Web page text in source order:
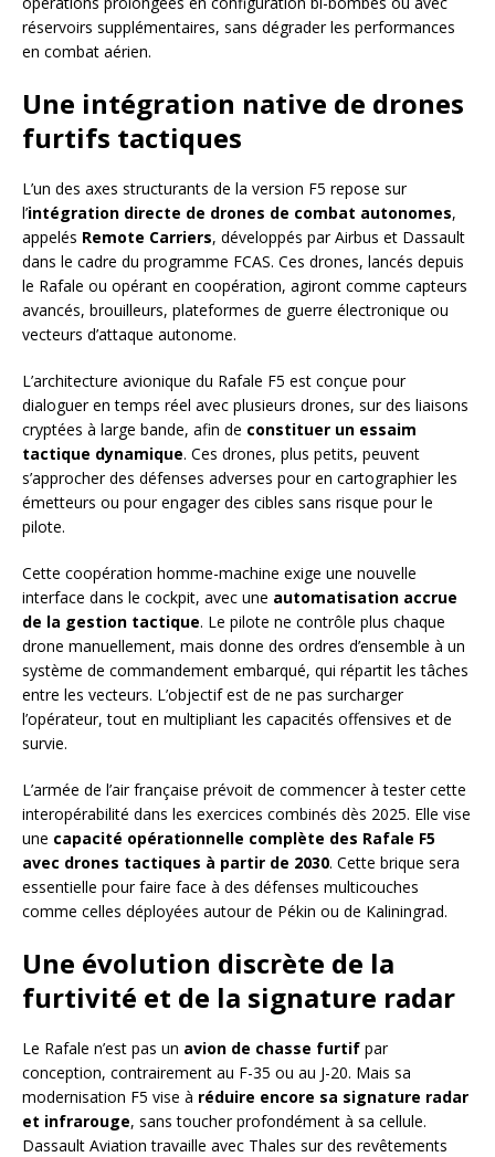
réservoirs supplémentaires, sans dégrader les performances
en combat aérien.
Une intégration native de drones
furtifs tactiques
L’un des axes structurants de la version F5 repose sur
l’intégration directe de drones de combat autonomes,
appelés Remote Carriers, développés par Airbus et Dassault
dans le cadre du programme FCAS. Ces drones, lancés depuis
le Rafale ou opérant en coopération, agiront comme capteurs
avancés, brouilleurs, plateformes de guerre électronique ou
vecteurs d’attaque autonome.
L’architecture avionique du Rafale F5 est conçue pour
dialoguer en temps réel avec plusieurs drones, sur des liaisons
cryptées à large bande, afin de constituer un essaim
tactique dynamique. Ces drones, plus petits, peuvent
s’approcher des défenses adverses pour en cartographier les
émetteurs ou pour engager des cibles sans risque pour le
pilote.
Cette coopération homme-machine exige une nouvelle
interface dans le cockpit, avec une automatisation accrue
de la gestion tactique. Le pilote ne contrôle plus chaque
drone manuellement, mais donne des ordres d’ensemble à un
système de commandement embarqué, qui répartit les tâches
entre les vecteurs. L’objectif est de ne pas surcharger
l’opérateur, tout en multipliant les capacités offensives et de
survie.
L’armée de l’air française prévoit de commencer à tester cette
interopérabilité dans les exercices combinés dès 2025. Elle vise
une capacité opérationnelle complète des Rafale F5
avec drones tactiques à partir de 2030. Cette brique sera
essentielle pour faire face à des défenses multicouches
comme celles déployées autour de Pékin ou de Kaliningrad.
Une évolution discrète de la
furtivité et de la signature radar
Le Rafale n’est pas un avion de chasse furtif par
conception, contrairement au F-35 ou au J-20. Mais sa
modernisation F5 vise à réduire encore sa signature radar
et infrarouge, sans toucher profondément à sa cellule.
Dassault Aviation travaille avec Thales sur des revêtements